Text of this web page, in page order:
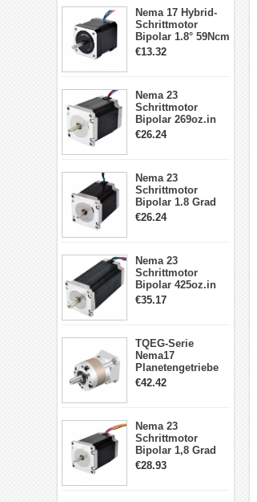
Schrittmotor
Nema 17 Hybrid-
Schrittmotor
Bipolar 1.8° 59Ncm
2A 4 Drähte mit 1m
€13.32
Nema 23
Schrittmotor
Bipolar 269oz.in
2,8A 57x57x76mm
€26.24
Nema 23
Schrittmotor
Bipolar 1.8 Grad
1.9Nm 3A 3.36V 4
€26.24
Nema 23
Schrittmotor
Bipolar 425oz.in
4.2A 57x57x114mm
€35.17
TQEG-Serie
Nema17
Planetengetriebe
5:1 Spiel 15Arc-
€42.42
Nema 23
Schrittmotor
Bipolar 1,8 Grad
2,83Nm 4 A 2,26V
€28.93